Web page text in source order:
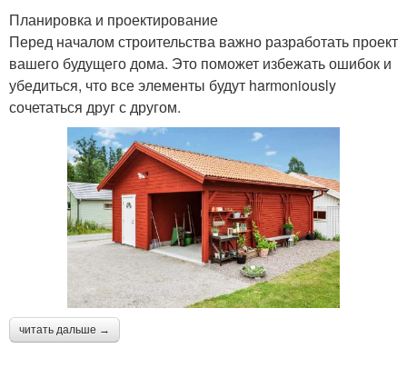
Планировка и проектирование
Перед началом строительства важно разработать проект
вашего будущего дома. Это поможет избежать ошибок и
убедиться, что все элементы будут harmoniously
сочетаться друг с другом.
читать дальше →